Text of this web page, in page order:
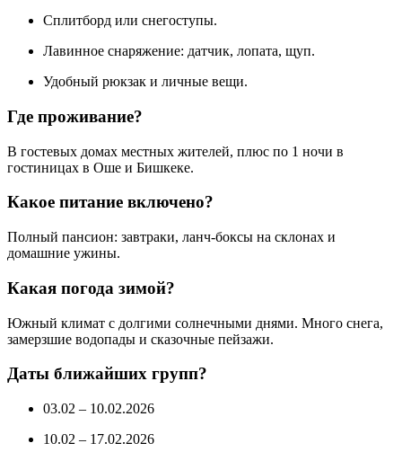
Сплитборд или снегоступы.
Лавинное снаряжение: датчик, лопата, щуп.
Удобный рюкзак и личные вещи.
Где проживание?
В гостевых домах местных жителей, плюс по 1 ночи в
гостиницах в Оше и Бишкеке.
Какое питание включено?
Полный пансион: завтраки, ланч-боксы на склонах и
домашние ужины.
Какая погода зимой?
Южный климат с долгими солнечными днями. Много снега,
замерзшие водопады и сказочные пейзажи.
Даты ближайших групп?
03.02 – 10.02.2026
10.02 – 17.02.2026